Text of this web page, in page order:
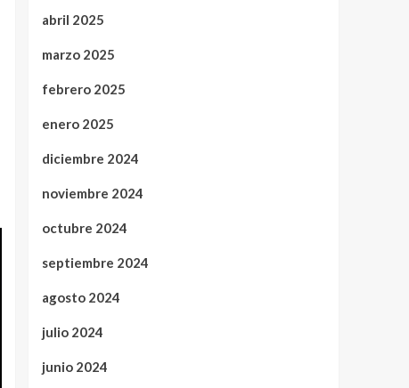
abril 2025
marzo 2025
febrero 2025
enero 2025
diciembre 2024
noviembre 2024
octubre 2024
septiembre 2024
agosto 2024
julio 2024
junio 2024